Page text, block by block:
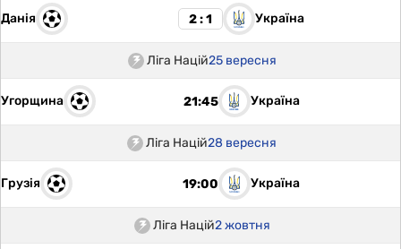
Данія 2 : 1 Україна
Ліга Націй25 вересня
Угорщина 21:45 Україна
Ліга Націй28 вересня
Грузія 19:00 Україна
Ліга Націй2 жовтня